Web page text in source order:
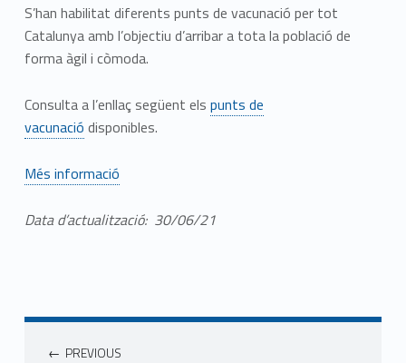
S’han habilitat diferents punts de vacunació per tot
Catalunya amb l’objectiu d’arribar a tota la població de
forma àgil i còmoda.
Consulta a l’enllaç següent els punts de
vacunació disponibles.
Més informació
Data d’actualització: 30/06/21
Navegació d'entrades
PREVIOUS